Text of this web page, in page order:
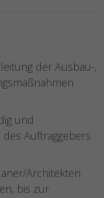
der Ausbau-,
und
Auftraggebers
Architekten
bis zur